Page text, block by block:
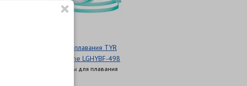
Очки для плавания TYR
Vesi Femme LGHYBF-498
Аксессуары для плавания